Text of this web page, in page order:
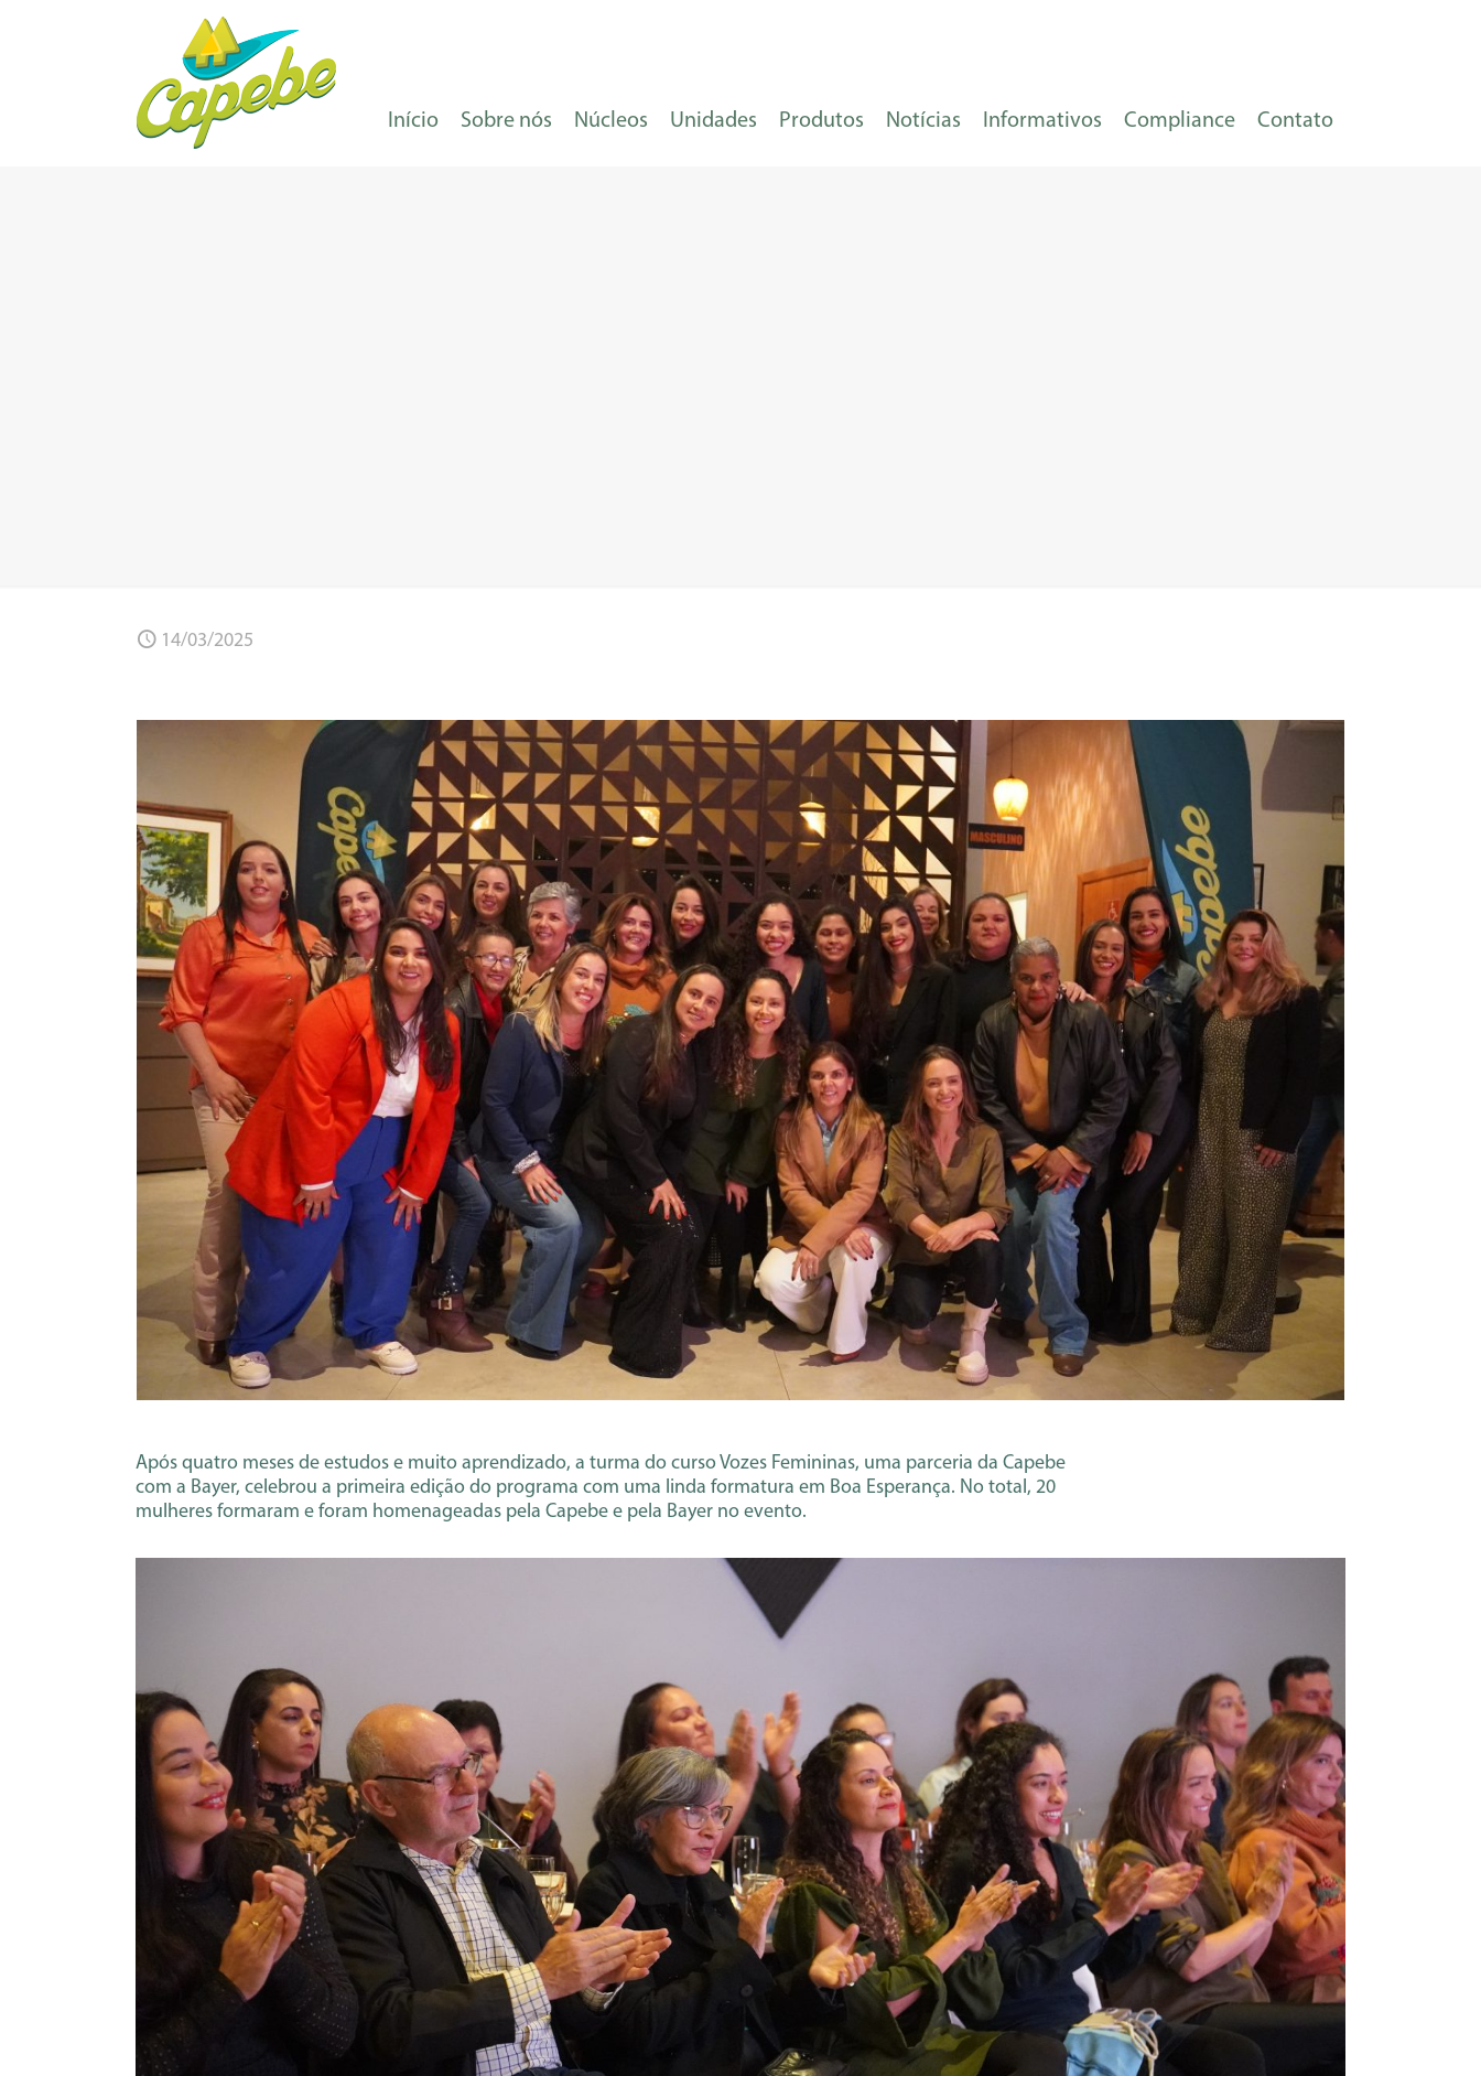
Início Sobre nós Núcleos Unidades Produtos Notícias Informativos Compliance Contato
14/03/2025
Após quatro meses de estudos e muito aprendizado, a turma do curso Vozes Femininas, uma parceria da Capebe
com a Bayer, celebrou a primeira edição do programa com uma linda formatura em Boa Esperança. No total, 20
mulheres formaram e foram homenageadas pela Capebe e pela Bayer no evento.